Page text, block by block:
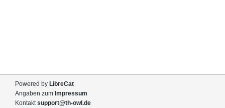
Powered by LibreCat
Angaben zum Impressum
Kontaktsupport@th-owl.de